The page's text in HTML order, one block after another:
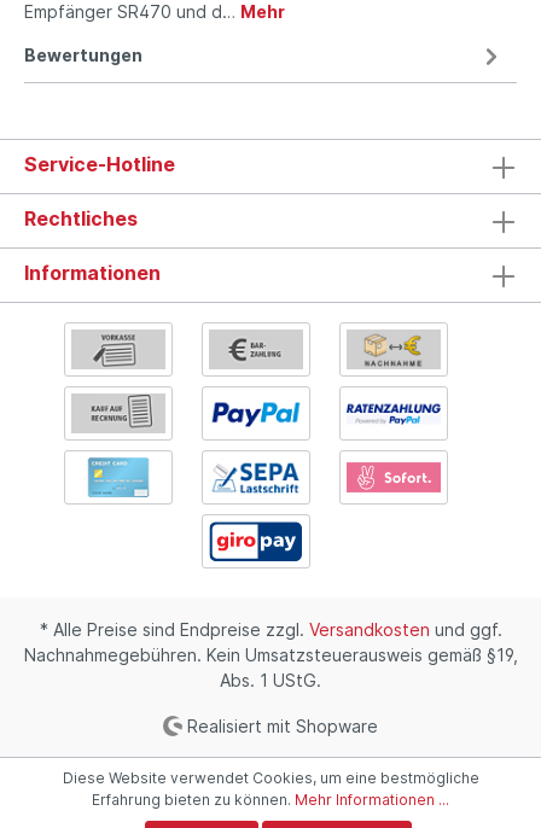
Empfänger SR470 und d… Mehr
Bewertungen
Service-Hotline
Rechtliches
Informationen
* Alle Preise sind Endpreise zzgl. Versandkosten und ggf.
Nachnahmegebühren. Kein Umsatzsteuerausweis gemäß §19,
Abs. 1 UStG.
Realisiert mit Shopware
Diese Website verwendet Cookies, um eine bestmögliche
Erfahrung bieten zu können. Mehr Informationen ...